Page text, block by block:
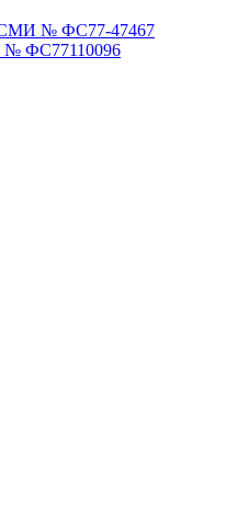
СМИ № ФС77-47467
№ ФС77110096